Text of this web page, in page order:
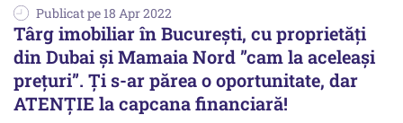
Publicat pe 18 Apr 2022
Târg imobiliar în București, cu proprietăți
din Dubai și Mamaia Nord ”cam la aceleași
prețuri”. Ți s-ar părea o oportunitate, dar
ATENȚIE la capcana financiară!